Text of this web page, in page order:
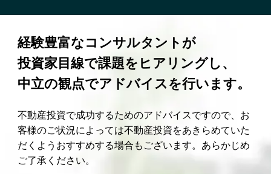
経験豊富なコンサルタントが
投資家目線で課題をヒアリングし、
中立の観点でアドバイスを行います。
不動産投資で成功するためのアドバイスですので、お
客様のご状況によっては不動産投資をあきらめていた
だくようおすすめする場合もございます。あらかじめ
ご了承ください。